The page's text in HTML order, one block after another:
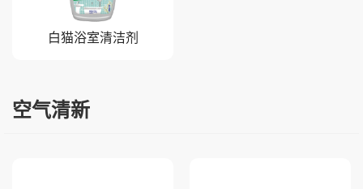
白猫浴室清洁剂
空气清新